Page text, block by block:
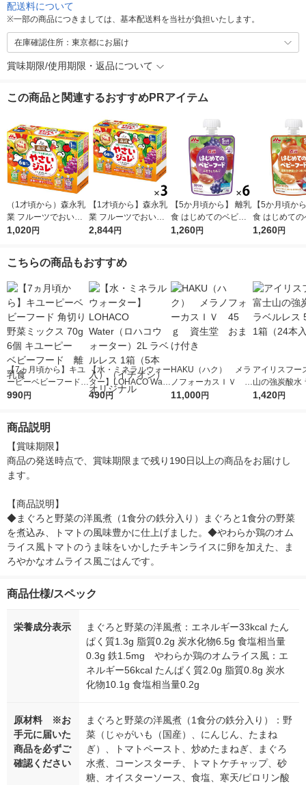
配送料について
※一部の商品につきましては、基本配送料を当社が負担いたします。
在庫確認住所：東京都にお届け
賞味期限/使用期限・返品について
この商品と関連するおすすめPRアイテム
（1才頃から）森永乳
業 フルーツでおいし
いやさいジュレ 70g×
料
1,020円
【1才頃から】森永乳
業 フルーツでおいし
いやさいジュレ 70g×
料
2,844円
【5か月頃から】 離乳
食 はじめてのベビー
フード ぶどうとりん
1,260円
【5か月頃か
食 はじめての
フード 緑黄
1,260円
こちらの商品もおすすめ
【7ヵ月頃から】キユ
ーピーベビーフード
角切り野菜ミックス 7
990円
【水・ミネラルウォー
ター】LOHACO Wate
r（ロハコウォータ
490円
HAKU（ハク） メラ
ノフォーカスＩＶ 4
5ｇ 資生堂 おまけ
11,000円
アイリスフー
山の強炭酸水
レス 500ml 1
1,420円
商品説明
【賞味期限】
商品の発送時点で、賞味期限まで残り190日以上の商品をお届けし
ます。
【商品説明】
◆まぐろと野菜の洋風煮（1食分の鉄分入り）まぐろと1食分の野菜
を煮込み、トマトの風味豊かに仕上げました。◆やわらか鶏のオム
ライス風トマトのうま味をいかしたチキンライスに卵を加えた、ま
ろやかなオムライス風ごはんです。
商品仕様/スペック
栄養成分表示
まぐろと野菜の洋風煮：エネルギー33kcal たん
ぱく質1.3g 脂質0.2g 炭水化物6.5g 食塩相当量
0.3g 鉄1.5mg やわらか鶏のオムライス風：エ
ネルギー56kcal たんぱく質2.0g 脂質0.8g 炭水
化物10.1g 食塩相当量0.2g
原材料 ※お
手元に届いた
商品を必ずご
確認ください
まぐろと野菜の洋風煮（1食分の鉄分入り）：野
菜（じゃがいも（国産）、にんじん、たまね
ぎ）、トマトペースト、炒めたまねぎ、まぐろ
水煮、コーンスターチ、トマトケチャップ、砂
糖、オイスターソース、食塩、寒天/ピロリン酸